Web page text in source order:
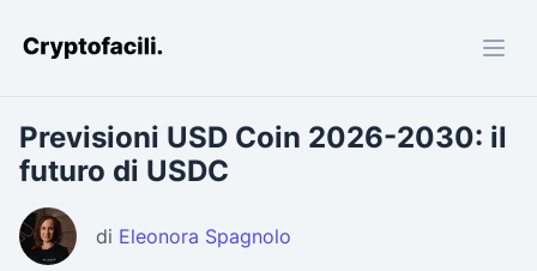
Cryptofacili.com
Previsioni USD Coin 2026-2030: il
futuro di USDC
di Eleonora Spagnolo